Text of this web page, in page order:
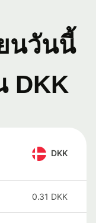
นวันนี้
DKK
DKK
0.31 DKK